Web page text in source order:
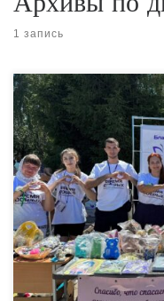
1 запись
14 июля в Волновахе
Воскресной школой при
храма Волновахи провел
поддержку